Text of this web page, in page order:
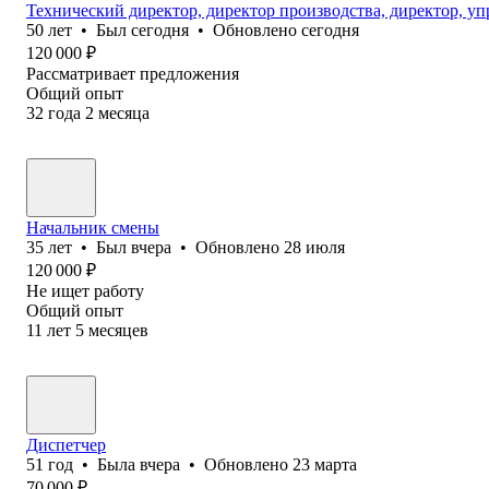
Технический директор, директор производства, директор,
50 лет • Был сегодня • Обновлено сегодня
120 000 ₽
Рассматривает предложения
Общий опыт
32 года 2 месяца
Начальник смены
35 лет • Был вчера • Обновлено 28 июля
120 000 ₽
Не ищет работу
Общий опыт
11 лет 5 месяцев
Диспетчер
51 год • Была вчера • Обновлено 23 марта